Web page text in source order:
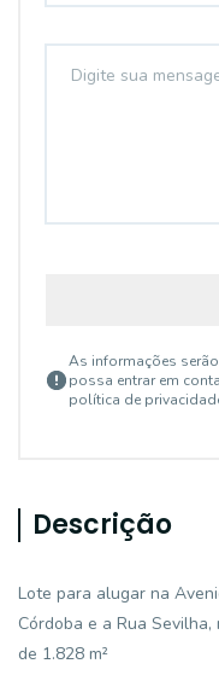
As informações
possa entrar em
política de
Descrição
Lote para alugar na
Córdoba e a Rua
de 1.828 m²